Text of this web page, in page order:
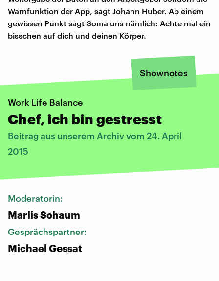
Warnfunktion der App, sagt Johann Huber. Ab einem
gewissen Punkt sagt Soma uns nämlich: Achte mal ein
bisschen auf dich und deinen Körper.
Shownotes
Work Life Balance
Chef, ich bin gestresst
Beitrag aus unserem Archiv vom 24. April
2015
Moderatorin:
Marlis Schaum
Gesprächspartner:
Michael Gessat